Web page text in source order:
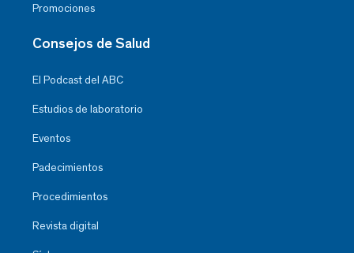
Promociones
Consejos de Salud
El Podcast del ABC
Estudios de laboratorio
Eventos
Padecimientos
Procedimientos
Revista digital